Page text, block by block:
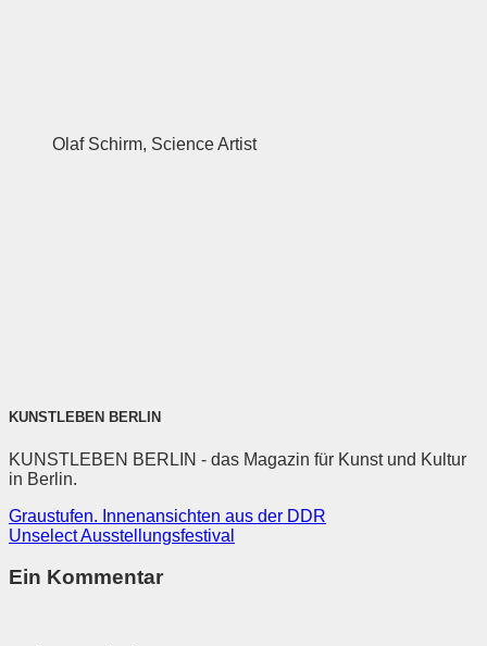
Olaf Schirm, Science Artist
KUNSTLEBEN BERLIN
KUNSTLEBEN BERLIN - das Magazin für Kunst und Kultur
in Berlin.
Graustufen. Innenansichten aus der DDR
Unselect Ausstellungsfestival
Ein Kommentar